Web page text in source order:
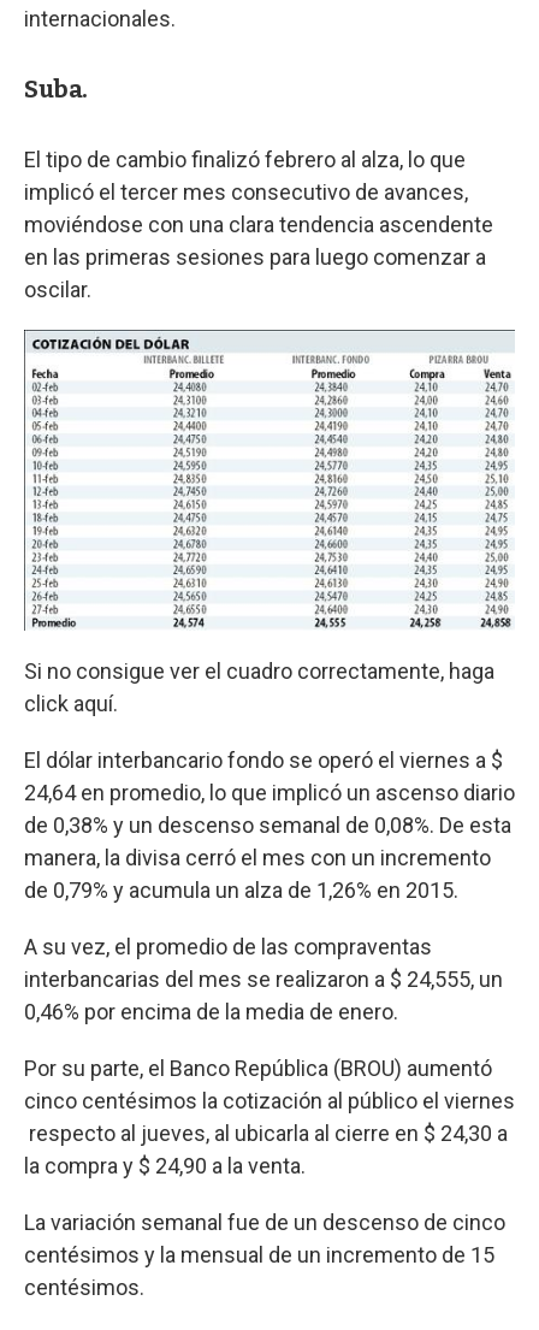
internacionales.
Suba.
El tipo de cambio finalizó febrero al alza, lo que
implicó el tercer mes consecutivo de avances,
moviéndose con una clara tendencia ascendente
en las primeras sesiones para luego comenzar a
oscilar.
Si no consigue ver el cuadro correctamente, haga
click aquí.
El dólar interbancario fondo se operó el viernes a $
24,64 en promedio, lo que implicó un ascenso diario
de 0,38% y un descenso semanal de 0,08%. De esta
manera, la divisa cerró el mes con un incremento
de 0,79% y acumula un alza de 1,26% en 2015.
A su vez, el promedio de las compraventas
interbancarias del mes se realizaron a $ 24,555, un
0,46% por encima de la media de enero.
Por su parte, el Banco República (BROU) aumentó
cinco centésimos la cotización al público el viernes
respecto al jueves, al ubicarla al cierre en $ 24,30 a
la compra y $ 24,90 a la venta.
La variación semanal fue de un descenso de cinco
centésimos y la mensual de un incremento de 15
centésimos.